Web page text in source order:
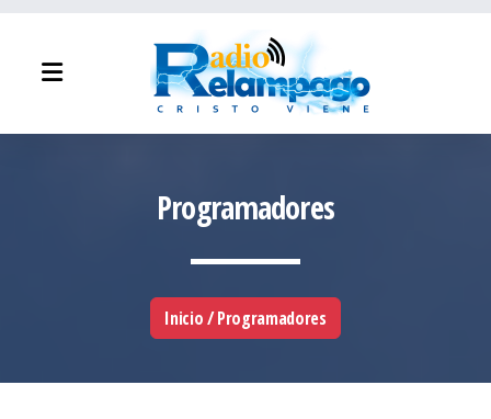
Programadores
Inicio / Programadores